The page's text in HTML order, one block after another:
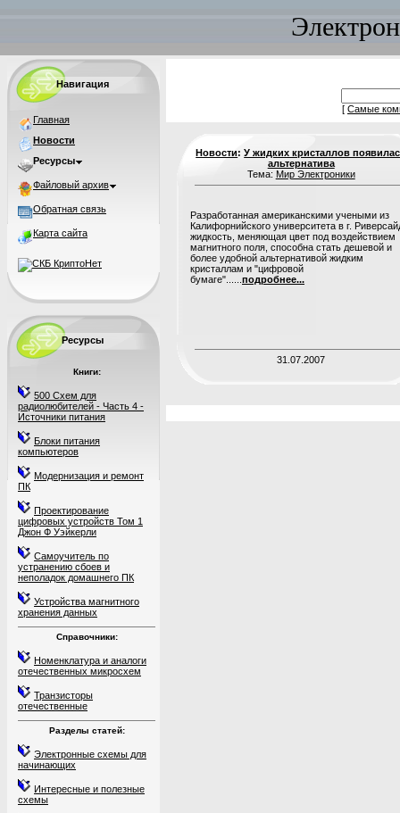
Навигация
Главная
Новости
Ресурсы
Файловый архив
Обратная связь
Карта сайта
Ресурсы
Книги:
500 Схем для
радиолюбителей - Часть 4 -
Источники питания
Блоки питания
компьютеров
Модернизация и ремонт
ПК
Проектирование
цифровых устройств Том 1
Джон Ф Уэйкерли
Самоучитель по
устранению сбоев и
неполадок домашнего ПК
Устройства магнитного
хранения данных
Справочники:
Номенклатура и аналоги
отечественных микросхем
Транзисторы
отечественные
Разделы статей:
Электронные схемы для
начинающих
Интересные и полезные
схемы
[ Самые
Новости:У жидких кристаллов
альтернатива
Тема: Мир Электроники
Разработанная американскими учеными из
Калифорнийского университета в г.
жидкость, меняющая цвет под воздействием
магнитного поля, способна стать дешевой и
более удобной альтернативой жидким
кристаллам и "цифровой
бумаге"...... подробнее...
31.07.2007